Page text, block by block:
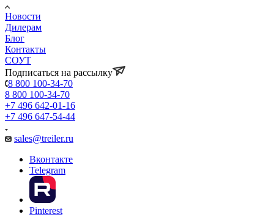
Новости
Дилерам
Блог
Контакты
СОУТ
Подписаться на рассылку
8 800 100-34-70
8 800 100-34-70
+7 496 642-01-16
+7 496 647-54-44
sales@treiler.ru
Вконтакте
Telegram
Pinterest